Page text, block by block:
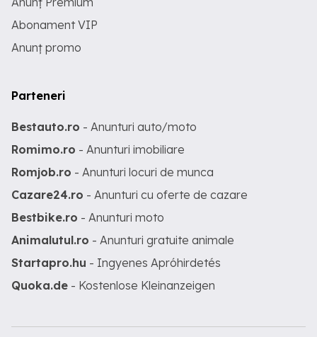
Abonament VIP
Anunț promo
Parteneri
Bestauto.ro - Anunturi auto/moto
Romimo.ro - Anunturi imobiliare
Romjob.ro - Anunturi locuri de munca
Cazare24.ro - Anunturi cu oferte de cazare
Bestbike.ro - Anunturi moto
Animalutul.ro - Anunturi gratuite animale
Startapro.hu - Ingyenes Apróhirdetés
Quoka.de - Kostenlose Kleinanzeigen